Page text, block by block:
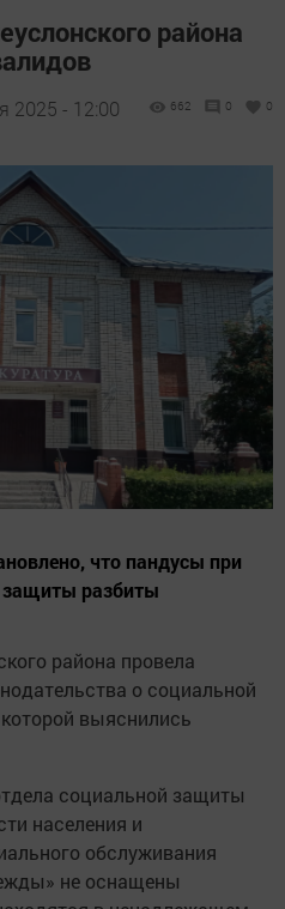
района
2025 - 12:00 662 0 0
что пандусы при
защиты разбиты
района провела
о социальной
выяснились
социальной защиты
населения и
обслуживания
не оснащены